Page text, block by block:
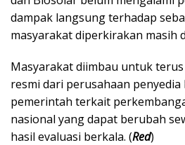
dampak langsung terhadap
masyarakat diperkirakan masih
Masyarakat diimbau untuk
resmi dari perusahaan
pemerintah terkait
nasional yang dapat berubah
hasil evaluasi berkala. (Red)